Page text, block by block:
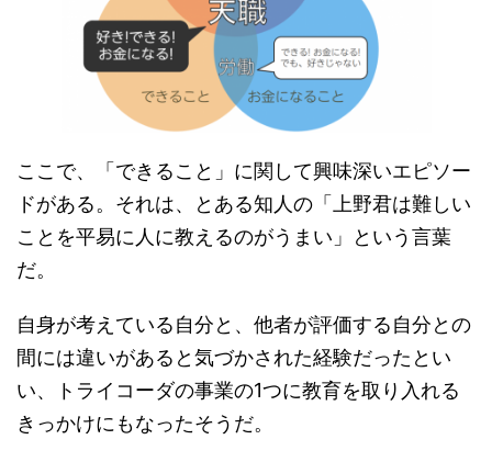
ここで、「できること」に関して興味深いエピソー
ドがある。それは、とある知人の「上野君は難しい
ことを平易に人に教えるのがうまい」という言葉
だ。
自身が考えている自分と、他者が評価する自分との
間には違いがあると気づかされた経験だったとい
い、トライコーダの事業の1つに教育を取り入れる
きっかけにもなったそうだ。